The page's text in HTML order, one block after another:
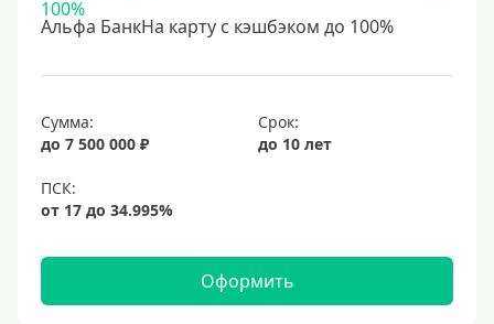
С 18 лет
С 21 года
С 22 лет
С 23 лет
В декрете
Альфа БанкНа карту с кэшбэком до 100%
Сумма:
до 7 500 000 ₽
Срок:
до 10 лет
Оформить